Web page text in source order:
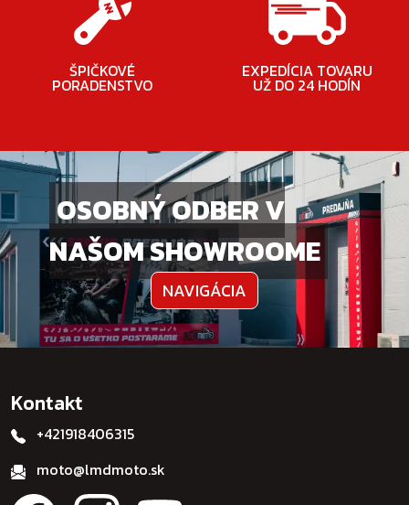
ŠPIČKOVÉ
PORADENSTVO
EXPEDÍCIA TOVARU
UŽ DO 24 HODÍN
OSOBNÝ ODBER V
NAŠOM SHOWROOME
NAVIGÁCIA
Kontakt
+421918406315
moto@lmdmoto.sk